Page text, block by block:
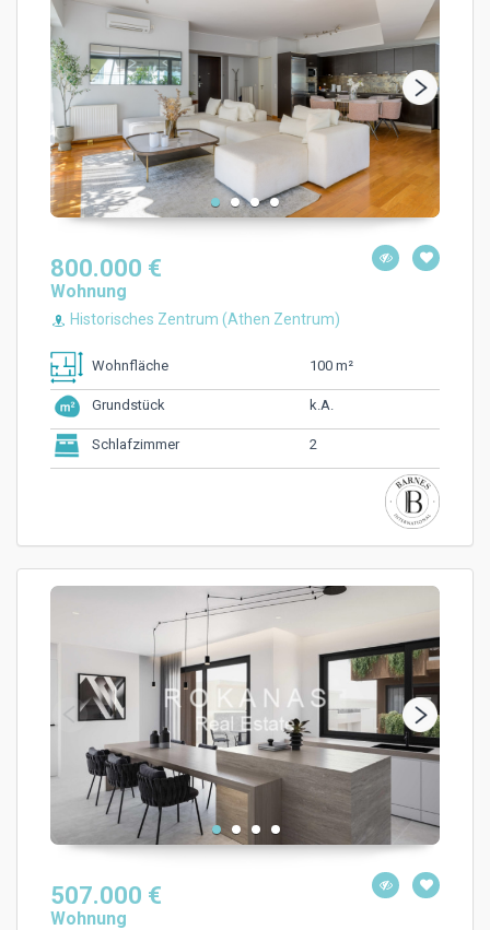
800.000 €
Wohnung
Historisches Zentrum (Athen Zentrum)
Wohnfläche 100 m²
Grundstück k.A.
Schlafzimmer 2
507.000 €
Wohnung